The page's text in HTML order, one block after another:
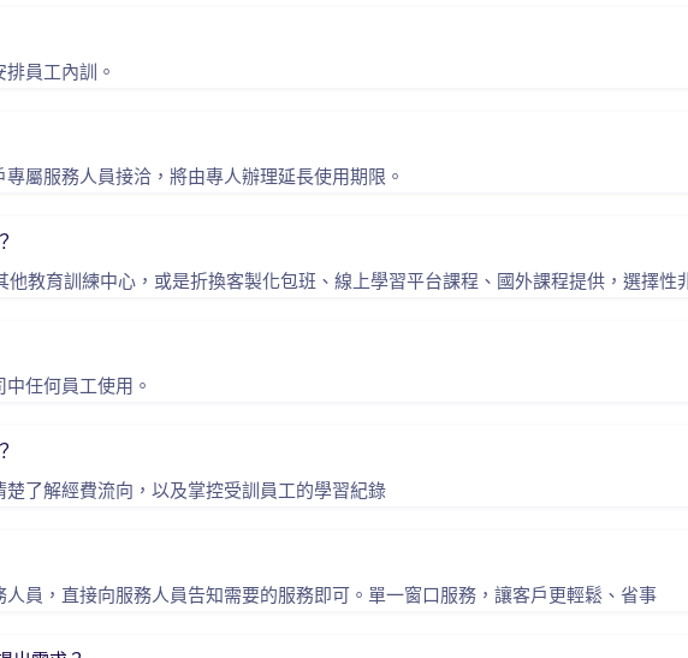
員工內訓。
屬服務人員接洽，將由專人辦理延長使用期限。
教育訓練中心，或是折換客製化包班、線上學習平台課程、國外課程提供，選擇性
任何員工使用。
了解經費流向，以及掌控受訓員工的學習紀錄
員，直接向服務人員告知需要的服務即可。單一窗口服務，讓客戶更輕鬆、省事